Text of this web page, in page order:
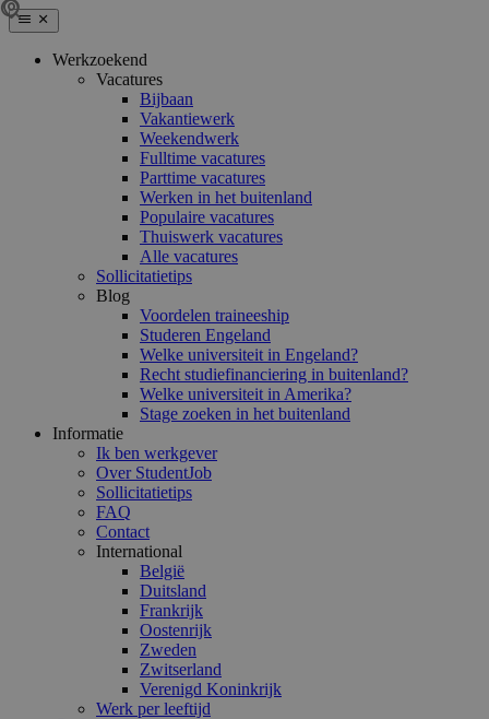
Werkzoekend
Vacatures
Bijbaan
Vakantiewerk
Weekendwerk
Fulltime vacatures
Parttime vacatures
Werken in het buitenland
Populaire vacatures
Thuiswerk vacatures
Alle vacatures
Sollicitatietips
Blog
Voordelen traineeship
Studeren Engeland
Welke universiteit in Engeland?
Recht studiefinanciering in buitenland?
Welke universiteit in Amerika?
Stage zoeken in het buitenland
Informatie
Ik ben werkgever
Over StudentJob
Sollicitatietips
FAQ
Contact
International
België
Duitsland
Frankrijk
Oostenrijk
Zweden
Zwitserland
Verenigd Koninkrijk
Werk per leeftijd